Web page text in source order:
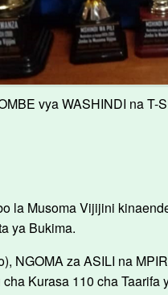
vya WASHINDI na T-
la Musoma Vijijini
ya Bukima.
NGOMA za ASILI na
Kurasa 110 cha